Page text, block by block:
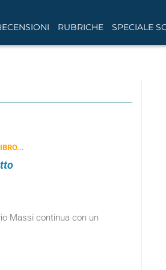
RUBRICHE SPECIALE
Massi continua con un